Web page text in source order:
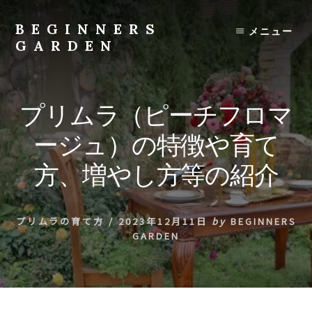
content
BEGINNERS
GARDEN
の
種
類
や
育
て
方
の
紹
介
を
行
メニュー
プリムラ（ピーチフロマ
ージュ）の特徴や育て
方、増やし方等の紹介
プリムラの育て方/ 2023年12月11日 by BEGINNERS
GARDEN